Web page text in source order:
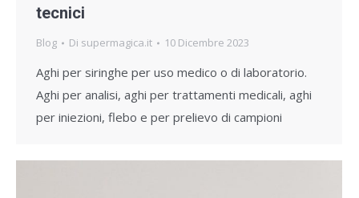
tecnici
Blog Di supermagica.it 10 Dicembre 2023
Aghi per siringhe per uso medico o di laboratorio.
Aghi per analisi, aghi per trattamenti medicali, aghi
per iniezioni, flebo e per prelievo di campioni